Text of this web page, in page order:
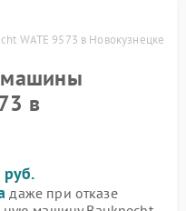
WATE 9573 в Новокузнецке
машины
в
руб.
даже при отказе